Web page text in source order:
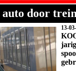
door
13-